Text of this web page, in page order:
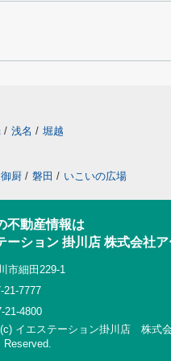
/ 浅名 / 堀越
御厨 / 磐田 / いこいの広場
不動産情報は
ーション 掛川店 株式会社
市細田229-1
21-7777
21-4800
イエステーション掛川店 株式
Reserved.